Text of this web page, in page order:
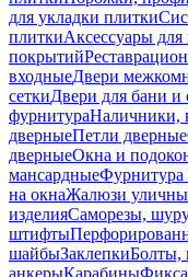
для укладки плитки
плиткиАксессуары
покрытий
входныеДвери
сеткиДвери для бани и
фурнитураНаличники,
дверныеПетли дверные
дверныеОкна и
мансардныеФурнитура
на окнаЖалюзи
изделияСаморезы,
штифты
шайбыЗаклепкиБолты,
анкерыКарабины